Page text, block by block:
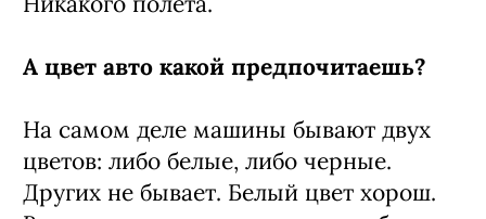
А цвет авто какой предпочитаешь?
На самом деле машины бывают двух
цветов: либо белые, либо черные.
Других не бывает. Белый цвет хорош.